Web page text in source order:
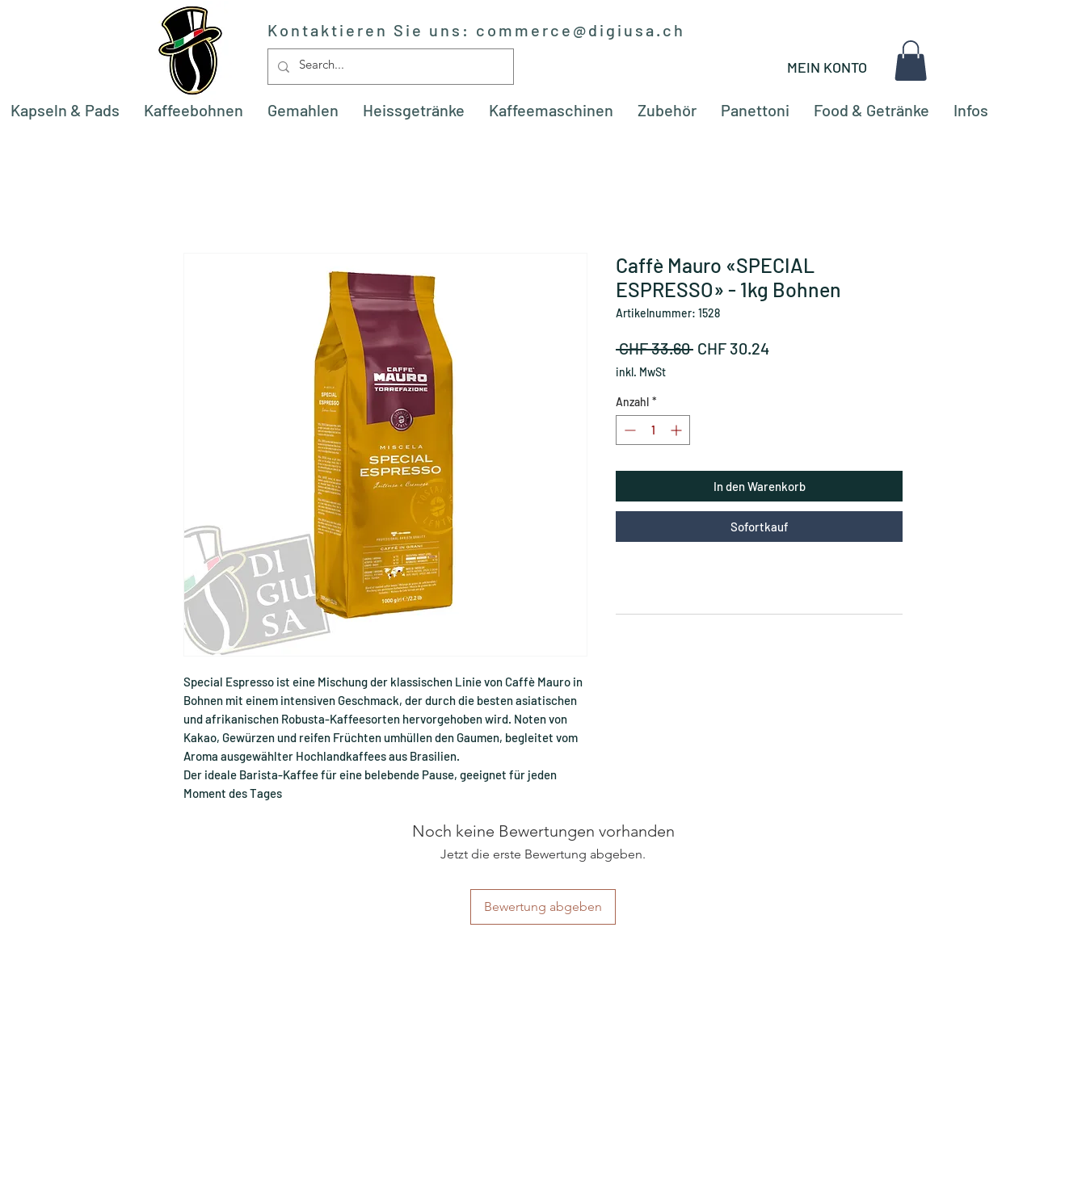
Kontaktieren Sie uns: commerce@digiusa.ch
MEIN KONTO
Kapseln & Pads Kaffeebohnen Gemahlen Heissgetränke Kaffeemaschinen Zubehör Panettoni Food & Getränke Infos
Special Espresso ist eine Mischung der klassischen Linie von Caffè Mauro in
Bohnen mit einem intensiven Geschmack, der durch die besten asiatischen
und afrikanischen Robusta-Kaffeesorten hervorgehoben wird. Noten von
Kakao, Gewürzen und reifen Früchten umhüllen den Gaumen, begleitet vom
Aroma ausgewählter Hochlandkaffees aus Brasilien.
Der ideale Barista-Kaffee für eine belebende Pause, geeignet für jeden
Moment des Tages
Caffè Mauro «SPECIAL
ESPRESSO» - 1kg Bohnen
Artikelnummer: 1528
CHF 33.60 Standardpreis
CHF 30.24Sale-
inkl. MwSt
Anzahl *
In den Warenkorb
Sofortkauf
Noch keine Bewertungen vorhanden
Jetzt die erste Bewertung abgeben.
Bewertung abgeben